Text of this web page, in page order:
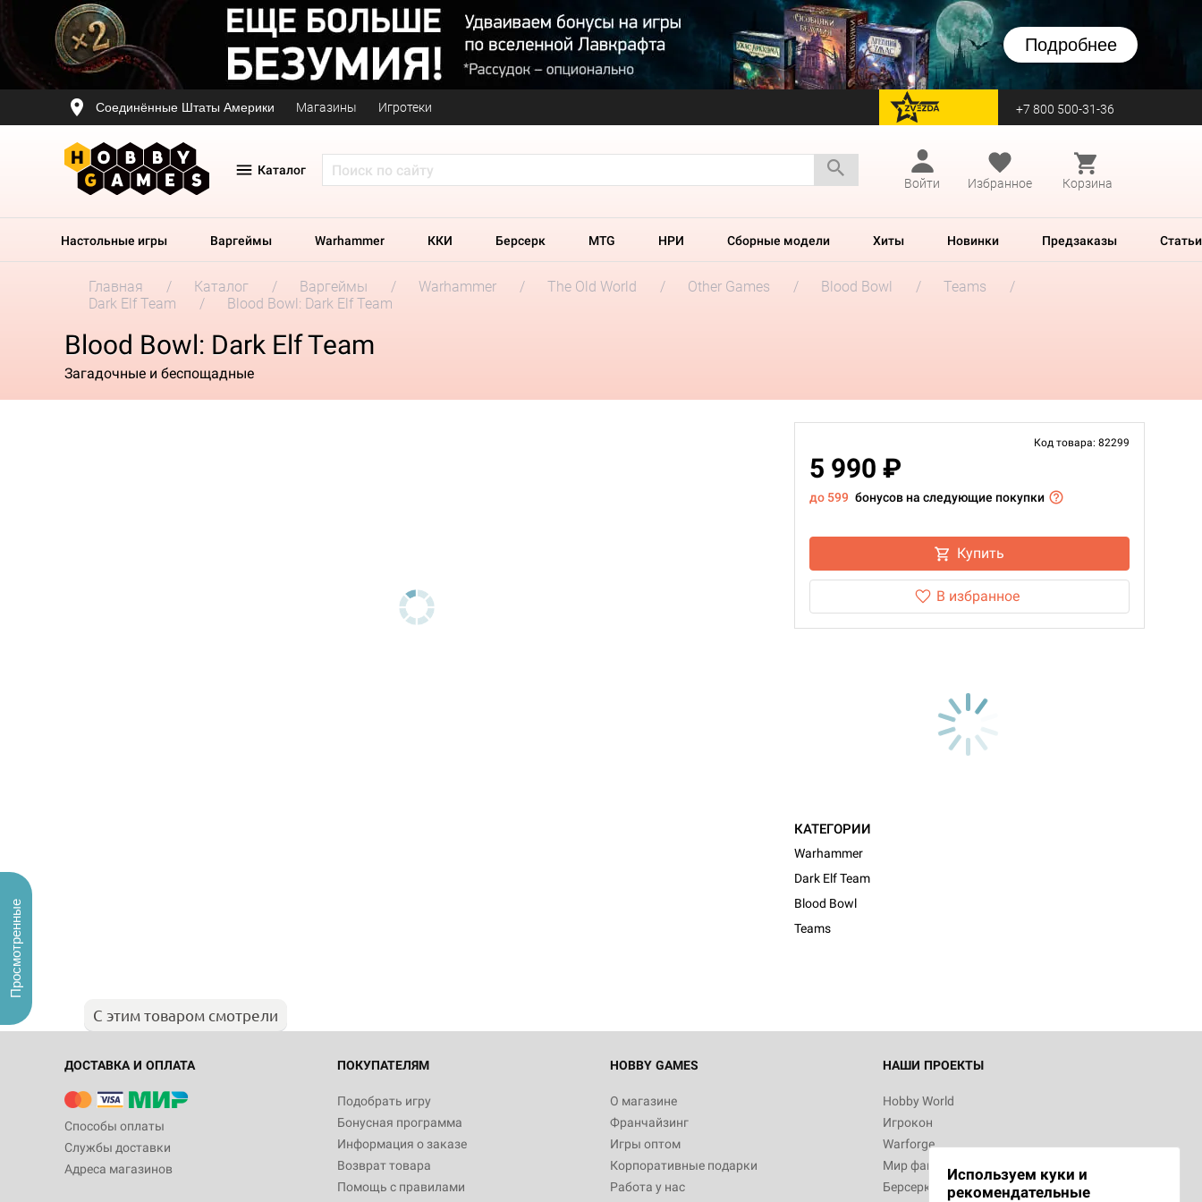
Подробнее
Соединённые Штаты Америки Магазины Игротеки перейти на Zvezda +7 800 500-31-36
Каталог
Войти
Избранное Корзина
Настольные игры Варгеймы Warhammer ККИ Берсерк MTG НРИ Сборные модели Хиты Новинки Предзаказы Статьи
Главная Каталог Варгеймы Warhammer The Old World Other Games Blood Bowl
Teams
Dark Elf Team
Blood Bowl: Dark Elf Team
Blood Bowl: Dark Elf Team
Загадочные и беспощадные
Код товара: 82299
5 990 ₽
до 599 бонусов на следующие покупки
Купить
В избранное
КАТЕГОРИИ
Warhammer
Dark Elf Team
Blood Bowl
Teams
С этим товаром смотрели
ДОСТАВКА И ОПЛАТА
Способы оплаты
Службы доставки
Адреса магазинов
ПОКУПАТЕЛЯМ
Подобрать игру
Бонусная программа
Информация о заказе
Возврат товара
Помощь с правилами
HOBBY GAMES
О магазине
Франчайзинг
Игры оптом
Корпоративные подарки
Работа у нас
НАШИ ПРОЕКТЫ
Hobby World
Игрокон
Warforge
Мир фантастики
Берсерк
Используем куки и
рекомендательные
Просмотренные
Настольная игра Hobby World Журнал
"Мир фантастики. Спецвыпуск: Братья
империи: Боевая тревога
799
Настольная игра Hobby World Сумерки
империи. Четвёртая редакция: Грозовой
Рубеж
12 990